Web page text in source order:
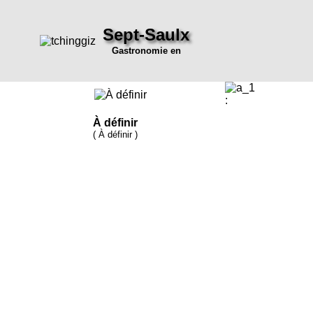
Sept-Saulx
Gastronomie en
À définir
( À définir )
: